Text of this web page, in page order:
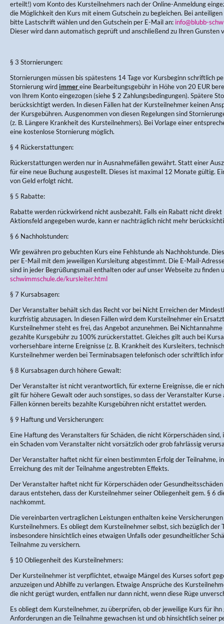
erteilt!) vom Konto des Kursteilnehmers nach der Online-Anmeldung
die Möglichkeit den Kurs mit einem Gutschein zu begleichen. Bei
bitte Lastschrift wählen und den Gutschein per E-Mail an: info@blubb-
Dieser wird dann automatisch geprüft und anschließend zu Ihren Gunsten
§ 3 Stornierungen:
Stornierungen müssen bis spätestens 14 Tage vor Kursbeginn schriftlich
Stornierung wirdimmereine Bearbeitungsgebühr in Höhe von 20 EUR
von Ihrem Konto eingezogen (siehe $ 2 Zahlungsbedingungen). Spätere
berücksichtigt werden. In diesen Fällen hat der Kursteilnehmer keinen
der Kursgebühren. Ausgenommen von diesen Regelungen sind
(z. B. Längere Krankheit des Kursteilnehmers). Bei Vorlage einer
eine kostenlose Stornierung möglich.
§ 4 Rückerstattungen:
Rückerstattungen werden nur in Ausnahmefällen gewährt. Statt einer
für eine neue Buchung ausgestellt. Dieses ist maximal 12 Monate gültig.
von Geld erfolgt nicht.
§ 5 Rabatte:
Rabatte werden rückwirkend nicht ausbezahlt. Falls ein Rabatt nicht direkt
Aktionsfeld angegeben wurde, kann er nachträglich nicht mehr
§ 6 Nachholstunden:
Wir gewähren pro gebuchten Kurs eine Fehlstunde als Nachholstunde.
per E-Mail mit dem jeweiligen Kursleitung abgestimmt. Die E-Mail-
sind in jeder Begrüßungsmail enthalten oder auf unser Webseite zu finden
schwimmschule.de/kursleiter.html
§ 7 Kursabsagen:
Der Veranstalter behält sich das Recht vor bei Nicht Erreichen der
kurzfristig abzusagen. In diesen Fällen wird dem Kursteilnehmer ein
Kursteilnehmer steht es frei, das Angebot anzunehmen. Bei
gezahlte Kursgebühr zu 100% zurückerstattet. Gleiches gilt auch bei
vorhersehbare interne Ereignisse (z. B. Krankheit des Kursleiters,
Kursteilnehmer werden bei Terminabsagen telefonisch oder schriftlich
§ 8 Kursabsagen durch höhere Gewalt:
Der Veranstalter ist nicht verantwortlich, für externe Ereignisse, die er
gilt für höhere Gewalt oder auch sonstiges, so dass der Veranstalter Kurse
Fällen können bereits bezahlte Kursgebühren nicht erstattet werden.
§ 9 Haftung und Versicherungen:
Eine Haftung des Veranstalters für Schäden, die nicht Körperschäden sind,
ein Schaden vom Veranstalter nicht vorsätzlich oder grob fahrlässig
Der Veranstalter haftet nicht für einen bestimmten Erfolg der Teilnahme,
Erreichung des mit der Teilnahme angestrebten Effekts.
Der Veranstalter haftet nicht für Körperschäden oder
daraus entstehen, dass der Kursteilnehmer seiner Obliegenheit gem. § 6
nachkommt.
Die vereinbarten vertraglichen Leistungen enthalten keine Versicherungen
Kursteilnehmers. Es obliegt dem Kursteilnehmer selbst, sich bezüglich der
insbesondere hinsichtlich eines etwaigen Unfalls oder gesundheitlicher
Teilnahme zu versichern.
§ 10 Obliegenheit des Kursteilnehmers:
Der Kursteilnehmer ist verpflichtet, etwaige Mängel des Kurses sofort
anzuzeigen und Abhilfe zu verlangen. Etwaige Ansprüche des
die nicht gerügt wurden, entfallen nur dann nicht, wenn diese Rüge
Es obliegt dem Kursteilnehmer, zu überprüfen, ob der jeweilige Kurs für
Anforderungen an die Teilnahme gewachsen ist und ob hinsichtlich seiner